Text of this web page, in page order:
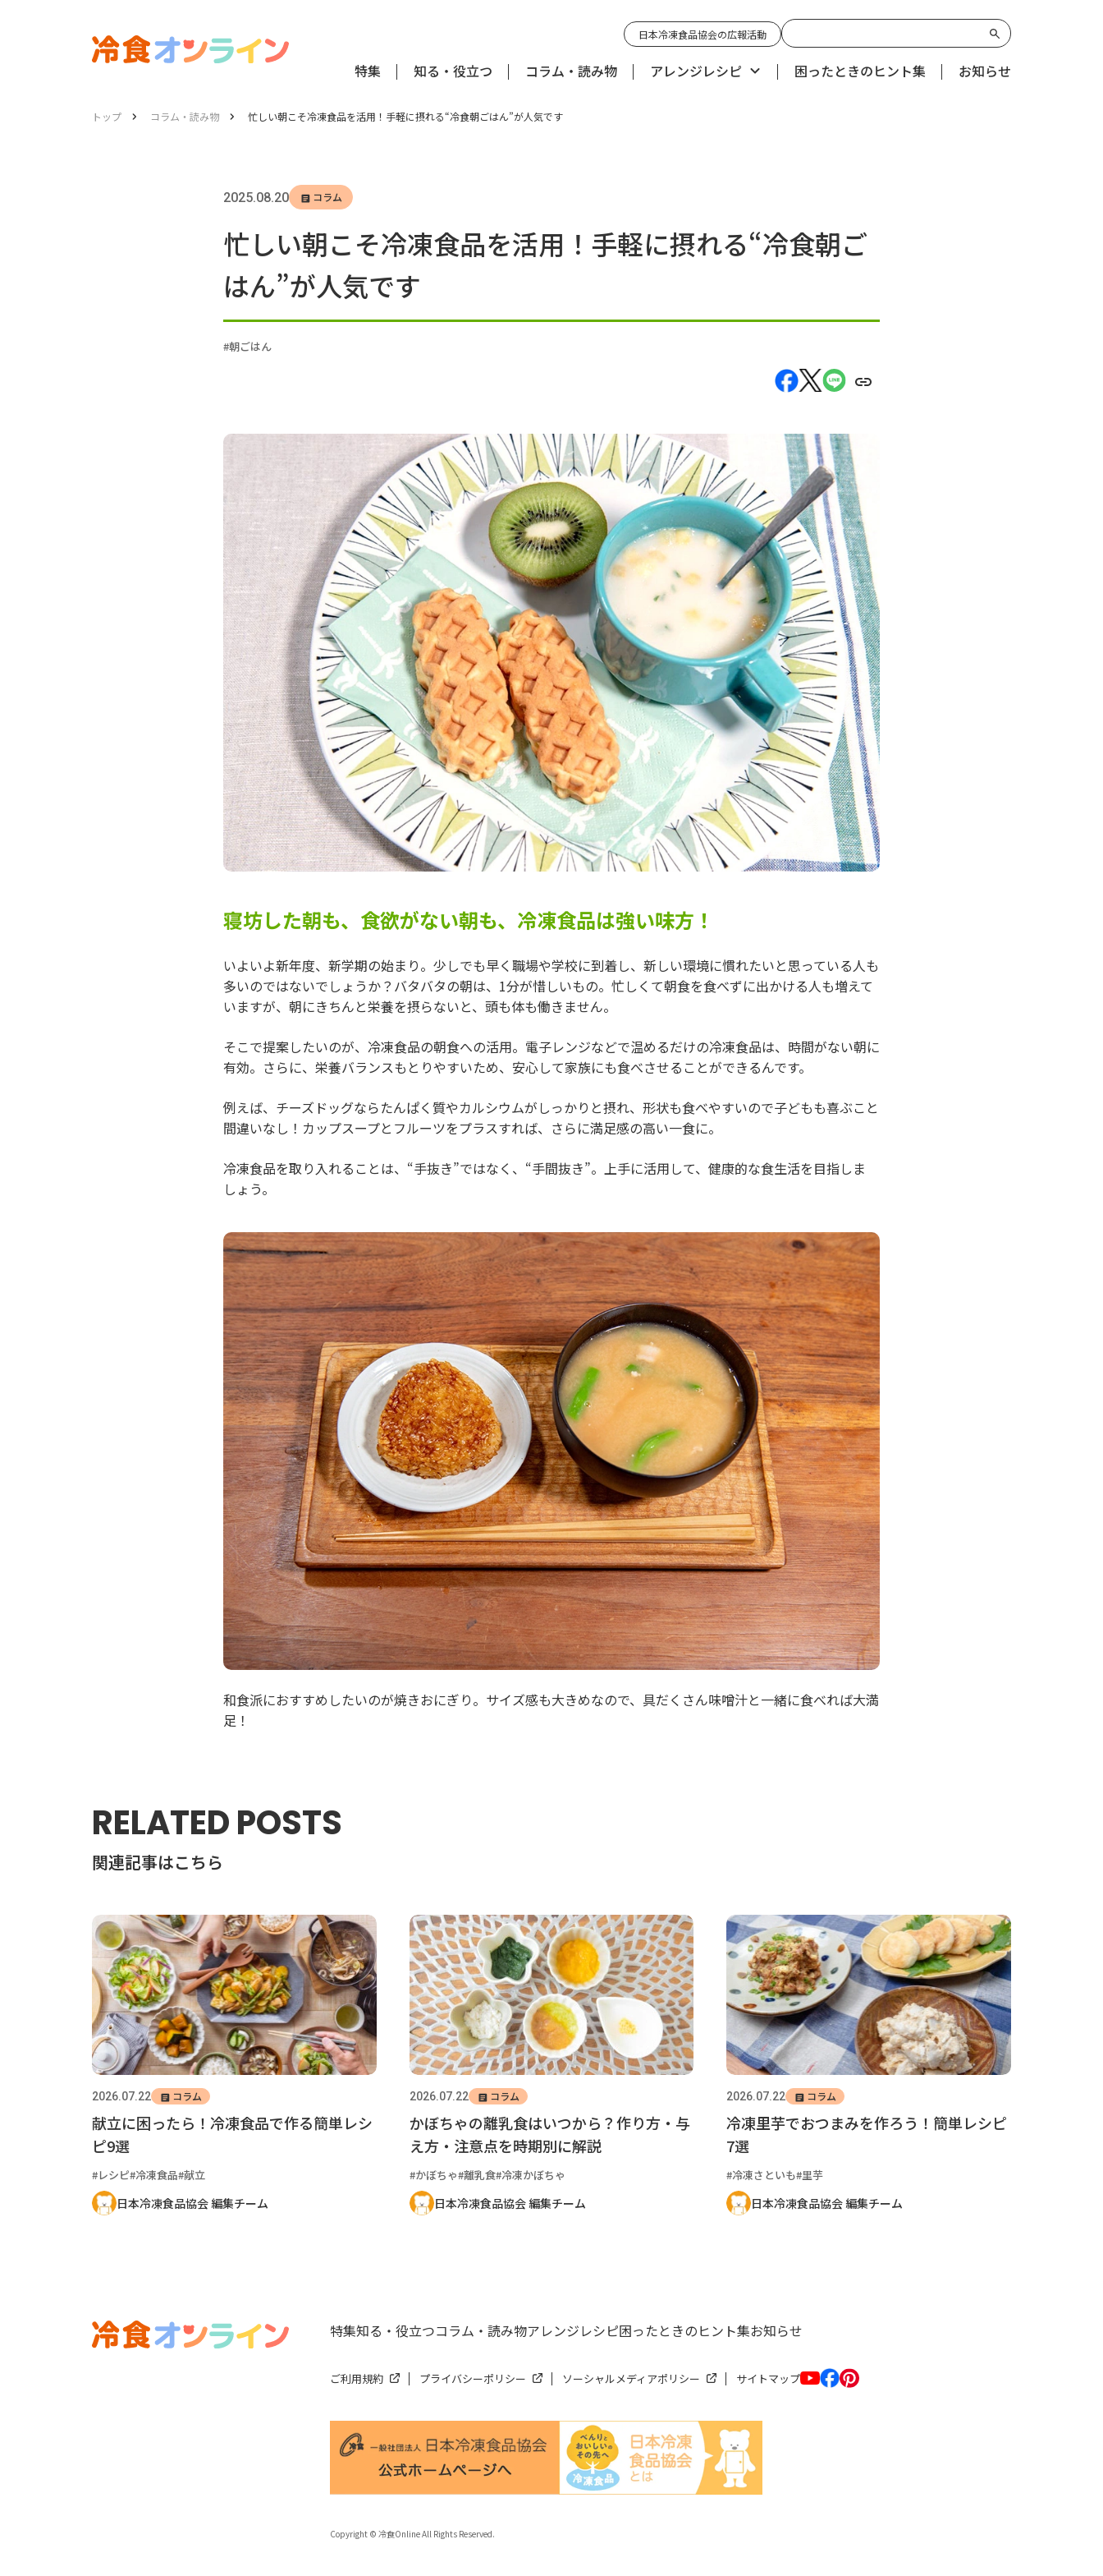
日本冷凍食品協会の広報活動
特集 知る・役立つ コラム・読み物 アレンジレシピ 困ったときのヒント集 お知らせ
トップ コラム・読み物 忙しい朝こそ冷凍食品を活用！手軽に摂れる“冷食朝ごはん”が人気です
2025.08.20 コラム
忙しい朝こそ冷凍食品を活用！手軽に摂れる“冷食朝ご
はん”が人気です
朝ごはん
寝坊した朝も、食欲がない朝も、冷凍食品は強い味方！
いよいよ新年度、新学期の始まり。少しでも早く職場や学校に到着し、新しい環境に慣れたいと思っている人も
多いのではないでしょうか？バタバタの朝は、1分が惜しいもの。忙しくて朝食を食べずに出かける人も増えて
いますが、朝にきちんと栄養を摂らないと、頭も体も働きません。
そこで提案したいのが、冷凍食品の朝食への活用。電子レンジなどで温めるだけの冷凍食品は、時間がない朝に
有効。さらに、栄養バランスもとりやすいため、安心して家族にも食べさせることができるんです。
例えば、チーズドッグならたんぱく質やカルシウムがしっかりと摂れ、形状も食べやすいので子どもも喜ぶこと
間違いなし！カップスープとフルーツをプラスすれば、さらに満足感の高い一食に。
冷凍食品を取り入れることは、“手抜き”ではなく、“手間抜き”。上手に活用して、健康的な食生活を目指しま
しょう。
和食派におすすめしたいのが焼きおにぎり。サイズ感も大きめなので、具だくさん味噌汁と一緒に食べれば大満
足！
RELATED POSTS
関連記事はこちら
2026.07.22 コラム
献立に困ったら！冷凍食品で作る簡単レシ
ピ9選
レシピ 冷凍食品 献立
日本冷凍食品協会 編集チーム
2026.07.22 コラム
かぼちゃの離乳食はいつから？作り方・与
え方・注意点を時期別に解説
かぼちゃ 離乳食 冷凍かぼちゃ
日本冷凍食品協会 編集チーム
2026.07.22 コラム
冷凍里芋でおつまみを作ろう！簡単レシピ
7選
冷凍さといも 里芋
日本冷凍食品協会 編集チーム
特集知る・役立つコラム・読み物アレンジレシピ困ったときのヒント集お知らせ
ご利用規約 プライバシーポリシー ソーシャルメディアポリシー サイトマップ
Copyright © 冷食Online All Rights Reserved.